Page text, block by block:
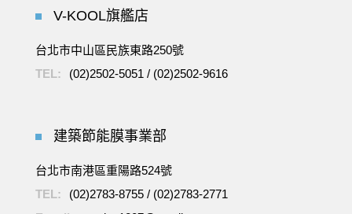
V-KOOL旗艦店
台北市中山區民族東路250號
TEL:
(02)2502-5051 / (02)2502-9616
建築節能膜事業部
台北市南港區重陽路524號
TEL:
(02)2783-8755/ (02)2783-2771